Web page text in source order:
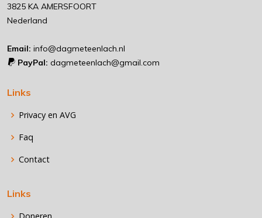
3825 KA AMERSFOORT
Nederland
Email: info@dagmeteenlach.nl
PayPal: dagmeteenlach@gmail.com
Links
Privacy en AVG
Faq
Contact
Links
Doneren